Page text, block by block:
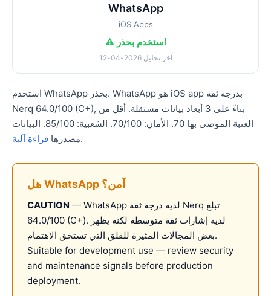
WhatsApp
iOS Apps
⚠️ استخدم بحذر
آخر تحليل 2026-04-12
استخدم WhatsApp بحذر. WhatsApp هو iOS app بدرجة ثقة
Nerq 64.0/100 (C+), بناءً على 3 أبعاد بيانات مستقلة. أقل من
العتبة الموصى بها 70. الأمان: 70/100. الشعبية: 85/100. البيانات
مصدرها قراءة آلية .
هل WhatsApp آمن؟
CAUTION — WhatsApp لديه درجة ثقة Nerq تبلغ
64.0/100 (C+). لديه إشارات ثقة متوسطة لكنه يظهر
بعض المجالات المثيرة للقلق التي تستحق الاهتمام.
Suitable for development use — review security
and maintenance signals before production
deployment.